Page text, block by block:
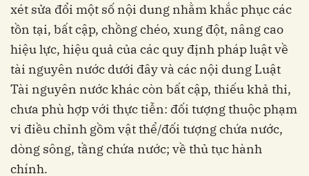
xét sửa đổi một số nội dung nhằm khắc phục các
tồn tại, bất cập, chồng chéo, xung đột, nâng cao
hiệu lực, hiệu quả của các quy định pháp luật về
tài nguyên nước dưới đây và các nội dung Luật
Tài nguyên nước khác còn bất cập, thiếu khả thi,
chưa phù hợp với thực tiễn: đối tượng thuộc phạm
vi điều chỉnh gồm vật thể/đối tượng chứa nước,
dòng sông, tầng chứa nước; về thủ tục hành
chính.